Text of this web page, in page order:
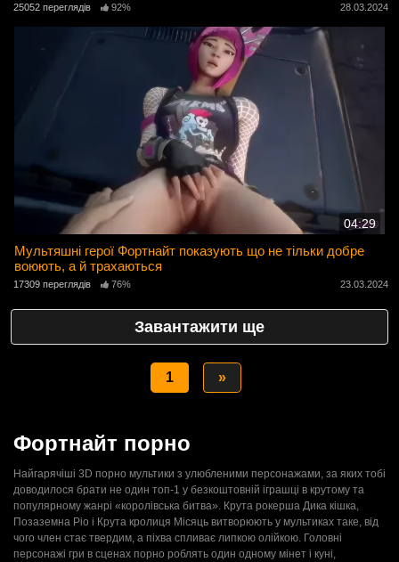
25052 переглядів 92% 28.03.2024
04:29
Мультяшні герої Фортнайт показують що не тільки добре
воюють, а й трахаються
17309 переглядів 76% 23.03.2024
Завантажити ще
1 »
Фортнайт порно
Найгарячіші 3D порно мультики з улюбленими персонажами, за яких тобі
доводилося брати не один топ-1 у безкоштовній іграшці в крутому та
популярному жанрі «королівська битва». Крута рокерша Дика кішка,
Позаземна Ріо і Крута кролиця Місяць витворюють у мультиках таке, від
чого член стає твердим, а піхва спливає липкою олійкою. Головні
персонажі гри в сценах порно роблять один одному мінет і куні,